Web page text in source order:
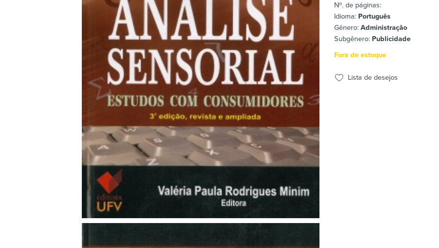
Nº. de páginas:
Idioma: Português
Gênero: Administração
Subgênero: Publicidade
Fora de estoque
Lista de desejos